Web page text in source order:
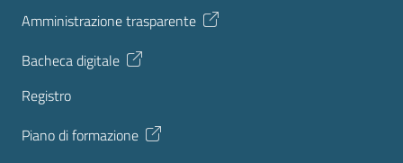
Amministrazione trasparente
Bacheca digitale
Registro
Piano di formazione